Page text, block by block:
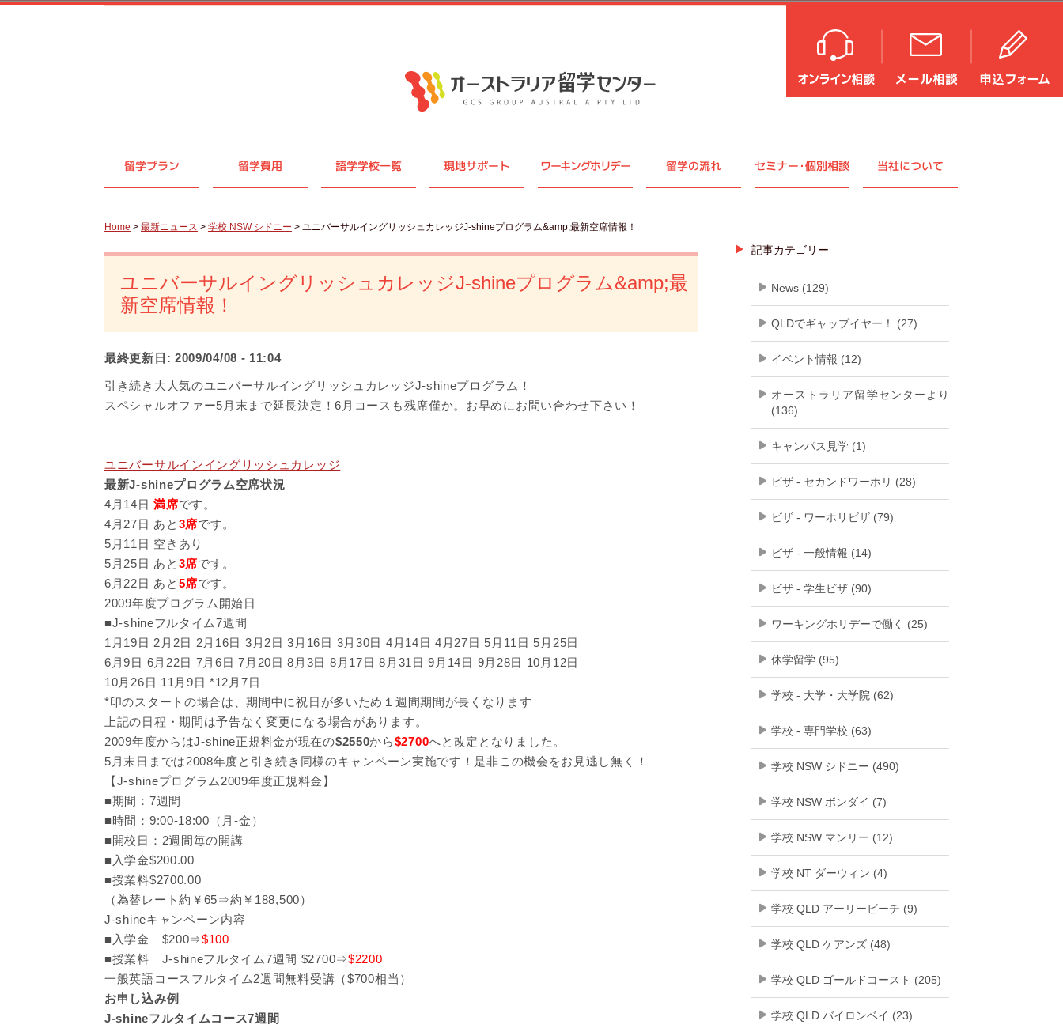
留学プラン 留学費用 語学学校一覧 現地サポート ワーキングホリデー 留学の流れ セミナー・個別相談 当社について
Home > 最新ニュース > 学校 NSW シドニー > ユニバーサルイングリッシュカレッジJ-shineプログラム&amp;最新空席情報！
ユニバーサルイングリッシュカレッジJ-shineプログラム&amp;最
新空席情報！
最終更新日: 2009/04/08 - 11:04
引き続き大人気のユニバーサルイングリッシュカレッジJ-shineプログラム！
スペシャルオファー5月末まで延長決定！6月コースも残席僅か。お早めにお問い合わせ下さい！
ユニバーサルインイングリッシュカレッジ
最新J-shineプログラム空席状況
4月14日満席です。
4月27日 あと 3席です。
5月11日 空きあり
5月25日 あと 3席です。
6月22日 あと 5席です。
2009年度プログラム開始日
■J-shineフルタイム7週間
1月19日 2月2日 2月16日 3月2日 3月16日 3月30日 4月14日 4月27日 5月11日 5月25日
6月9日 6月22日 7月6日 7月20日 8月3日 8月17日 8月31日 9月14日 9月28日 10月12日
10月26日 11月9日 *12月7日
*印のスタートの場合は、期間中に祝日が多いため１週間期間が長くなります
上記の日程・期間は予告なく変更になる場合があります。
2009年度からはJ-shine正規料金が現在の$2550から$2700へと改定となりました。
5月末日までは2008年度と引き続き同様のキャンペーン実施です！是非この機会をお見逃し無く！
【J-shineプログラム2009年度正規料金】
■期間：7週間
■時間：9:00-18:00（月-金）
■開校日：2週間毎の開講
■入学金$200.00
■授業料$2700.00
（為替レート約￥65⇒約￥188,500）
J-shineキャンペーン内容
■入学金 $200⇒$100
■授業料 J-shineフルタイム7週間 $2700⇒$2200
一般英語コースフルタイム2週間無料受講（$700相当）
お申し込み例
J-shineフルタイムコース7週間
記事カテゴリー
News (129)
QLDでギャップイヤー！ (27)
イベント情報 (12)
オーストラリア留学センターより
(136)
キャンパス見学 (1)
ビザ - セカンドワーホリ (28)
ビザ - ワーホリビザ (79)
ビザ - 一般情報 (14)
ビザ - 学生ビザ (90)
ワーキングホリデーで働く (25)
休学留学 (95)
学校 - 大学・大学院 (62)
学校 - 専門学校 (63)
学校 NSW シドニー (490)
学校 NSW ボンダイ (7)
学校 NSW マンリー (12)
学校 NT ダーウィン (4)
学校 QLD アーリービーチ (9)
学校 QLD ケアンズ (48)
学校 QLD ゴールドコースト (205)
学校 QLD バイロンベイ (23)